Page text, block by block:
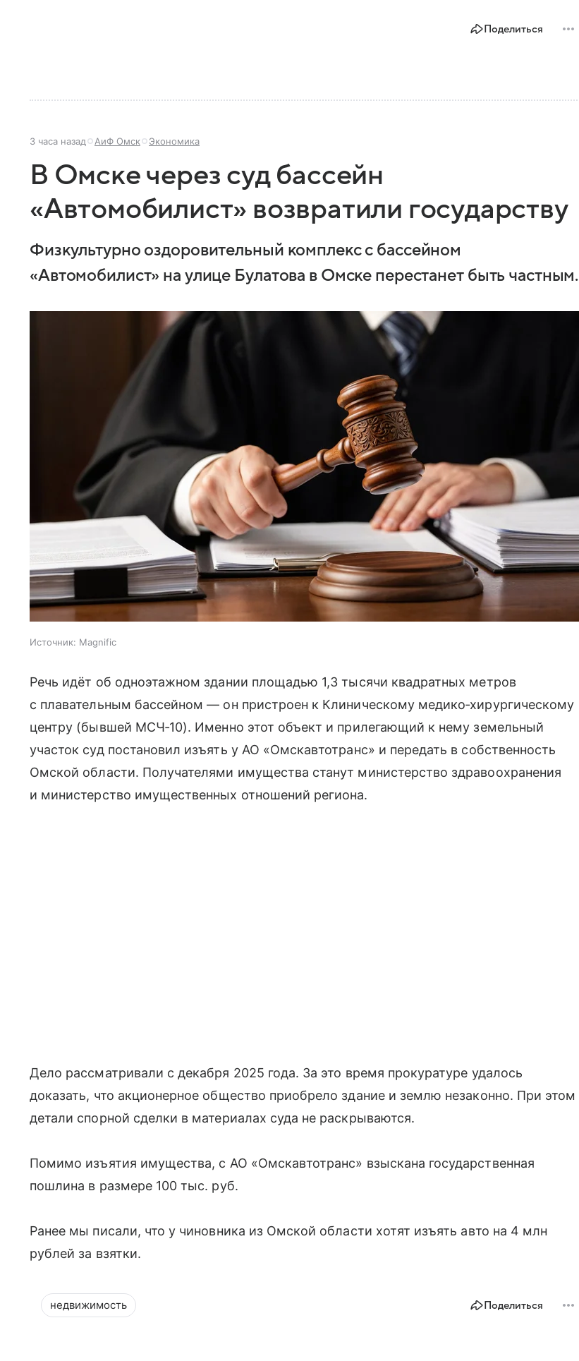
Поделиться
3 часа назад АиФ Омск Экономика
В Омске через суд бассейн
«Автомобилист» возвратили государству
Физкультурно оздоровительный комплекс с бассейном
«Автомобилист» на улице Булатова в Омске перестанет быть частным.
Источник: Magnific
Речь идёт об одноэтажном здании площадью 1,3 тысячи квадратных метров
с плавательным бассейном — он пристроен к Клиническому медико‑хирургическому
центру (бывшей МСЧ‑10). Именно этот объект и прилегающий к нему земельный
участок суд постановил изъять у АО «Омскавтотранс» и передать в собственность
Омской области. Получателями имущества станут министерство здравоохранения
и министерство имущественных отношений региона.
Дело рассматривали с декабря 2025 года. За это время прокуратуре удалось
доказать, что акционерное общество приобрело здание и землю незаконно. При этом
детали спорной сделки в материалах суда не раскрываются.
Помимо изъятия имущества, с АО «Омскавтотранс» взыскана государственная
пошлина в размере 100 тыс. руб.
Ранее мы писали, что у чиновника из Омской области хотят изъять авто на 4 млн
рублей за взятки.
недвижимость Поделиться